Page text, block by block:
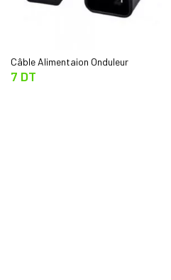
Câble Alimentaion Onduleur
7 DT